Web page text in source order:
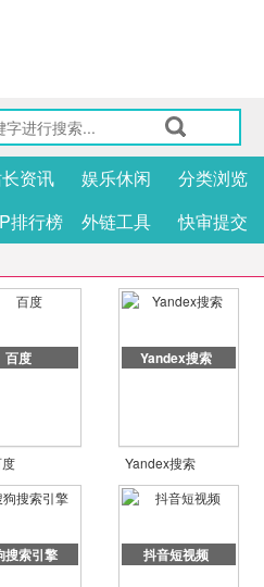
资讯 娱乐休闲
分类浏览
排行榜 外链工具 快审提交
百度 Yandex搜索
Yandex搜索
搜索引擎 抖音短视频